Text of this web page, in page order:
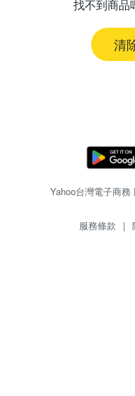
找不到商品
清
Yahoo台灣電子商
服務條款 |